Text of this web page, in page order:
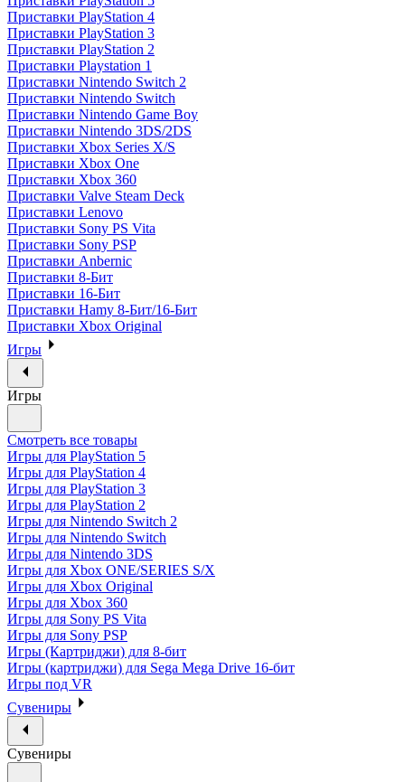
Приставки PlayStation 4
Приставки PlayStation 3
Приставки PlayStation 2
Приставки Playstation 1
Приставки Nintendo Switch 2
Приставки Nintendo Switch
Приставки Nintendo Game Boy
Приставки Nintendo 3DS/2DS
Приставки Xbox Series X/S
Приставки Xbox One
Приставки Xbox 360
Приставки Valve Steam Deck
Приставки Lenovo
Приставки Sony PS Vita
Приставки Sony PSP
Приставки Anbernic
Приставки 8-Бит
Приставки 16-Бит
Приставки Hamy 8-Бит/16-Бит
Приставки Xbox Original
Игры
Игры
Смотреть все товары
Игры для PlayStation 5
Игры для PlayStation 4
Игры для PlayStation 3
Игры для PlayStation 2
Игры для Nintendo Switch 2
Игры для Nintendo Switch
Игры для Nintendo 3DS
Игры для Xbox ONE/SERIES S/X
Игры для Xbox Original
Игры для Xbox 360
Игры для Sony PS Vita
Игры для Sony PSP
Игры (Картриджи) для 8-бит
Игры (картриджи) для Sega Mega Drive 16-бит
Игры под VR
Сувениры
Сувениры